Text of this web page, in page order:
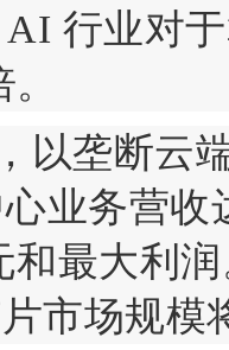
行业对
以垄断云
业务营
和最大利
市场规模